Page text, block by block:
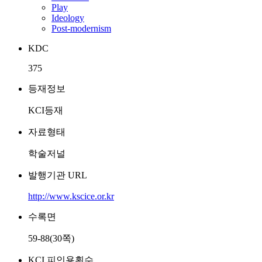
Play
Ideology
Post-modernism
KDC
375
등재정보
KCI등재
자료형태
학술저널
발행기관 URL
http://www.kscice.or.kr
수록면
59-88(30쪽)
KCI 피인용횟수